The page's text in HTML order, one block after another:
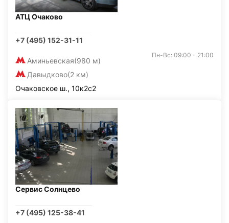
АТЦ Очаково
+7 (495) 152-31-11
Аминьевская(980 м)
Давыдково(2 км)
Пн-Вс: 09:00 - 21:00
Очаковское ш., 10к2с2
Сервис Солнцево
+7 (495) 125-38-41